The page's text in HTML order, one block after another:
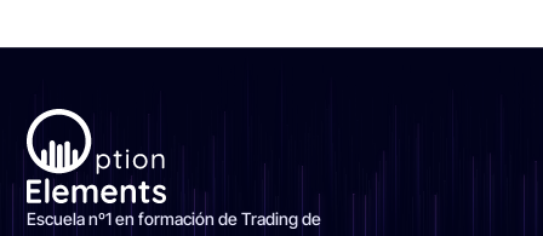
Escuela nº1 en formación de Trading de